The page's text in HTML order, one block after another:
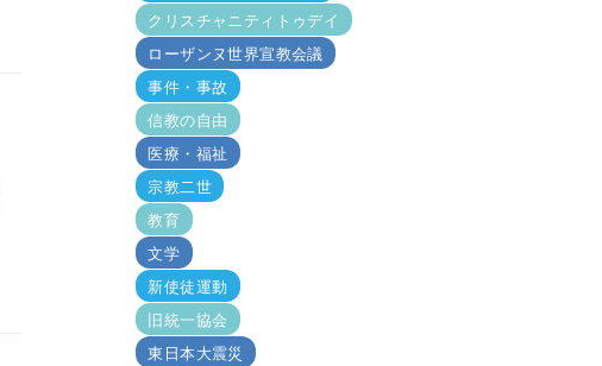
クリスチャニティトゥデイ
ローザンヌ世界宣教会議
事件・事故
信教の自由
医療・福祉
宗教二世
教育
文学
新使徒運動
旧統一協会
東日本大震災